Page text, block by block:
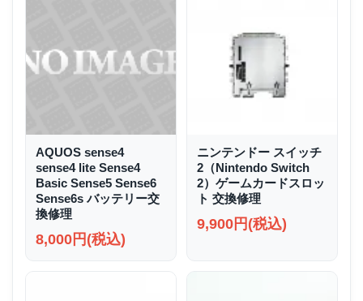
AQUOS sense4
sense4 lite Sense4
Basic Sense5 Sense6
Sense6s バッテリー交
換修理
8,000円(税込)
ニンテンドー スイッチ
2（Nintendo Switch
2）ゲームカードスロッ
ト 交換修理
9,900円(税込)